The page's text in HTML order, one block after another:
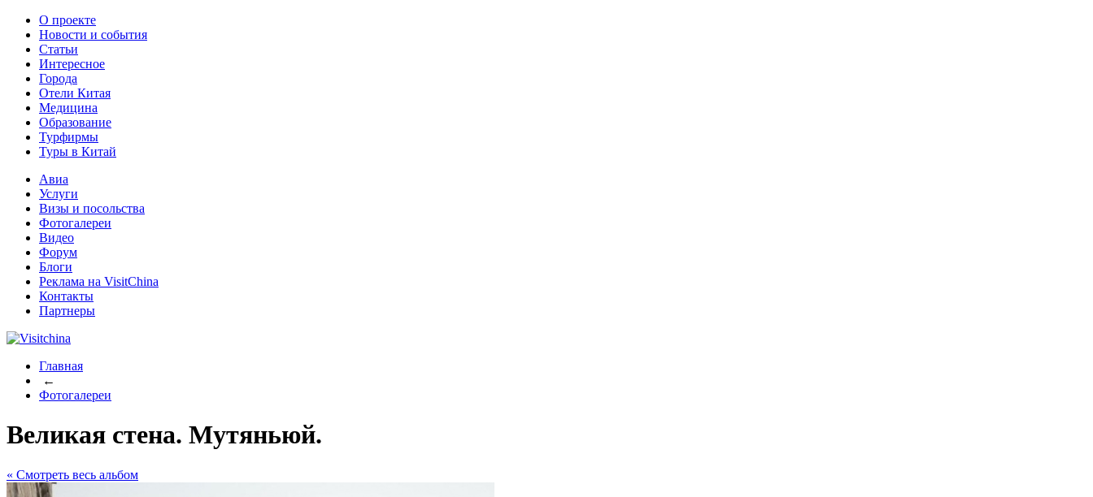
О проекте
Новости и события
Статьи
Интересное
Города
Отели Китая
Медицина
Образование
Турфирмы
Туры в Китай
Авиа
Услуги
Визы и посольства
Фотогалереи
Видео
Форум
Блоги
Реклама на VisitChina
Контакты
Партнеры
Главная
←
Фотогалереи
Великая стена. Мутяньюй.
« Cмотреть весь альбом